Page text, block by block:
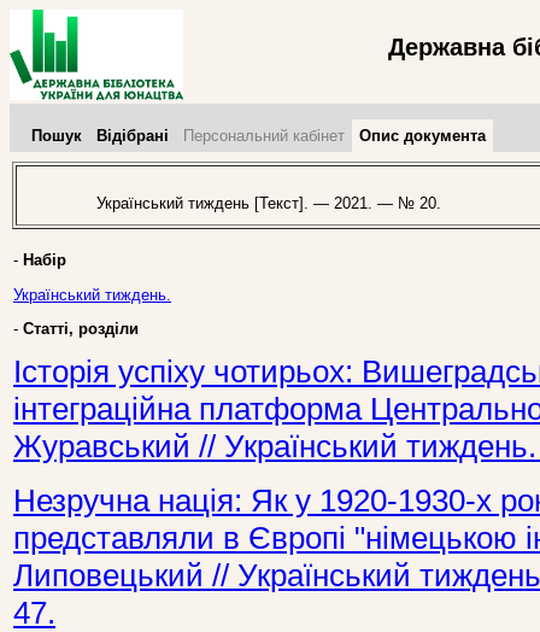
Державна
Пошук Відібрані Персональний кабінет Опис документа
Український тиждень [Текст]. — 2021. — № 20.
- Набір
Український тиждень.
- Статті, розділи
Історія успіху чотирьох:
інтеграційна платформа
Журавський // Український
Незручна нація: Як у 1920-1930-х
представляли в Європі "німецькою
Липовецький // Український
47.